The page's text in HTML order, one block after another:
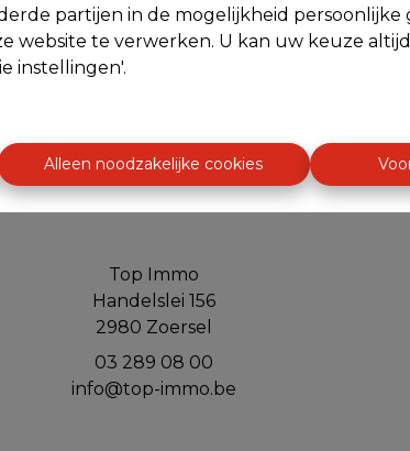
partijen in de mogelijkheid persoonlijke
website te verwerken. U kan uw keuze
instellingen'.
Alleen noodzakelijke cookies
Te
Top Immo
Handelslei 156
2980 Zoersel
03 289 08 00
info@top-immo.be